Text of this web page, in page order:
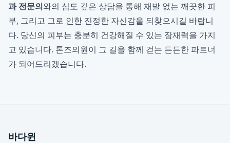
과 전문의와의 심도 깊은 상담을 통해 재발 없는 깨끗한 피
부, 그리고 그로 인한 진정한 자신감을 되찾으시길 바랍니
다. 당신의 피부는 충분히 건강해질 수 있는 잠재력을 가지
고 있습니다. 톤즈의원이 그 길을 함께 걷는 든든한 파트너
가 되어드리겠습니다.
바다윈